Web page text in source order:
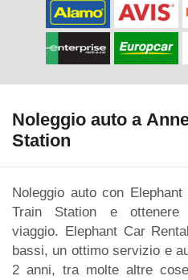
Noleggio auto a
Station
Noleggio auto con
Train Station e
viaggio. Elephant Car
bassi, un ottimo servizio e
2 anni, tra molte altre